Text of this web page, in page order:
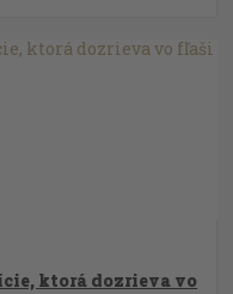
ktorá dozrieva vo